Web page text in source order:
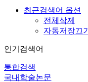
최근검색어 옵션
전체삭제
자동저장끄기
인기검색어
통합검색
국내학술논문